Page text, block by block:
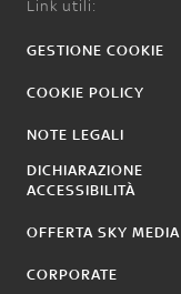
Link utili:
GESTIONE COOKIE
COOKIE POLICY
NOTE LEGALI
DICHIARAZIONE
ACCESSIBILITÀ
OFFERTA SKY MEDIA
CORPORATE